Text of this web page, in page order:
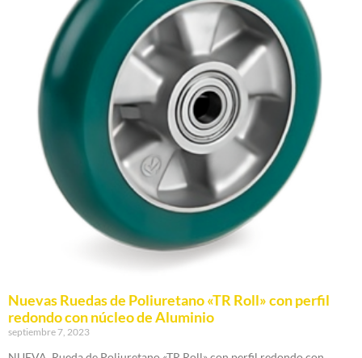
Nuevas Ruedas de Poliuretano «TR Roll» con perfil
redondo con núcleo de Aluminio
septiembre 7, 2023